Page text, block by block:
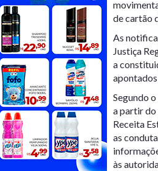
de cartão
As
Justiça
a
Segundo
a partir do
Receita
as
às